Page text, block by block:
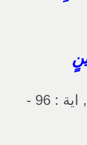
(سورة : 10 - سورة يونس, اية : 96 -